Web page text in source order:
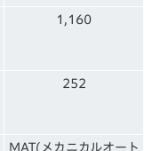
1,160
252
MAT(メカニカルオート